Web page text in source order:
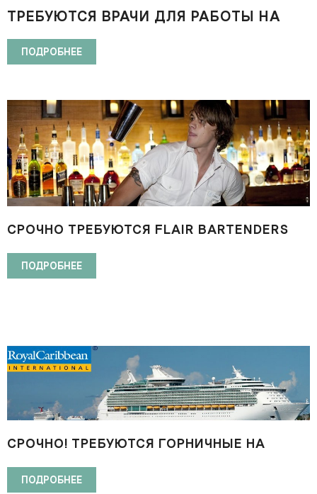
ТРЕБУЮТСЯ ВРАЧИ ДЛЯ РАБОТЫ НА
CRUISE LINES
ПОДРОБНЕЕ
СРОЧНО ТРЕБУЮТСЯ FLAIR BARTENDERS
ПОДРОБНЕЕ
СРОЧНО! ТРЕБУЮТСЯ ГОРНИЧНЫЕ НА
INTERNATIONAL
ПОДРОБНЕЕ